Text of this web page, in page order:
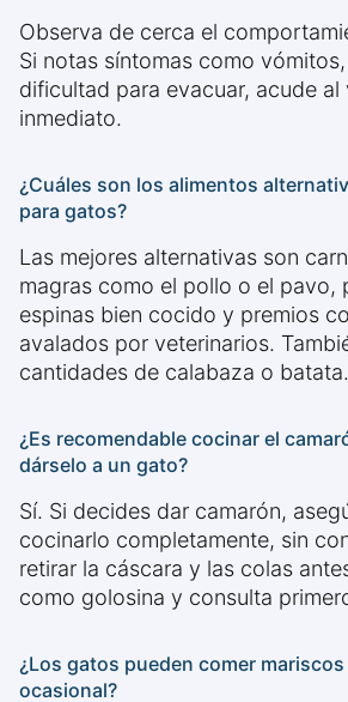
Observa de cerca el
Si notas síntomas como
dificultad para evacuar, acude al
inmediato.
¿Cuáles son los alimentos
para gatos?
Las mejores alternativas son
magras como el pollo o el pavo,
espinas bien cocido y premios
avalados por veterinarios.
cantidades de calabaza o batata.
¿Es recomendable cocinar el
dárselo a un gato?
Sí. Si decides dar camarón,
cocinarlo completamente, sin
retirar la cáscara y las colas
como golosina y consulta
¿Los gatos pueden comer
ocasional?